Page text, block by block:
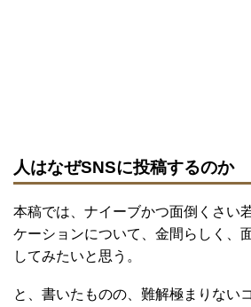
人はなぜSNSに投稿するのか
本稿では、ナイーブかつ面倒くさい
ケーションについて、金間らしく、
してみたいと思う。
と、書いたものの、難解極まりない